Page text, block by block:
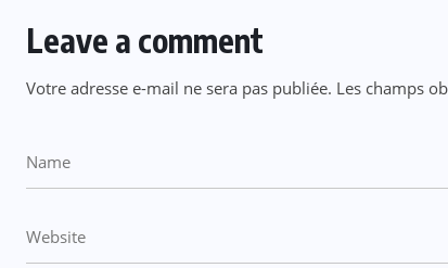
Leave a comment
Votre adresse e-mail ne sera pas publiée. Les champs